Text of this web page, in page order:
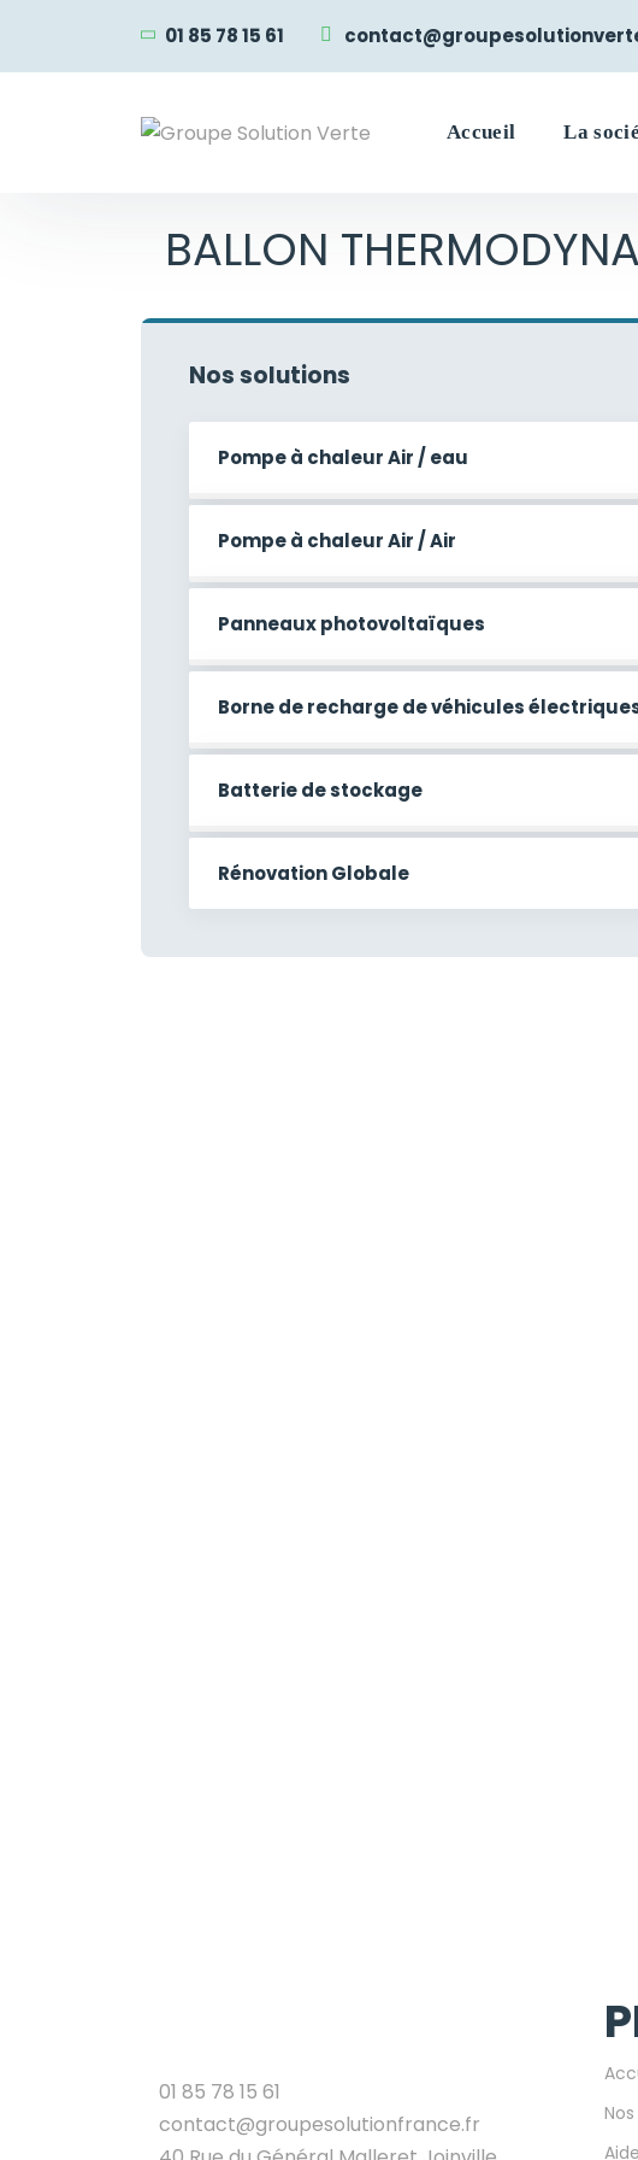
01 85 78 15 61
Accueil La
BALLON
Nos solutions
Pompe à chaleur Air / eau
Pompe à chaleur Air / Air
Panneaux photovoltaïques
Borne de recharge de véhicules
Batterie de stockage
Rénovation Globale
01 85 78 15 61
contact@groupesolutionfrance.fr